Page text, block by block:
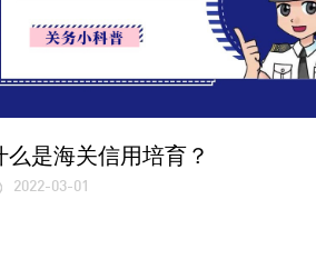
么是海关信用培育？
2022-03-01